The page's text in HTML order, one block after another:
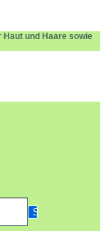
Haut und Haare sowie